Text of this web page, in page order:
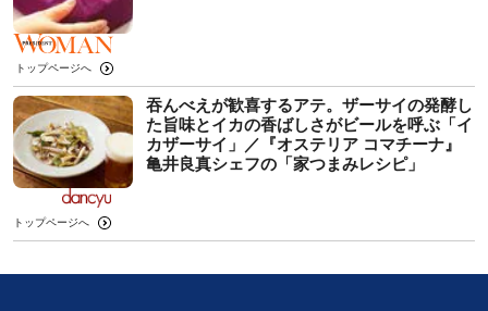
トップページへ
吞んべえが歓喜するアテ。ザーサイの発酵し
た旨味とイカの香ばしさがビールを呼ぶ「イ
カザーサイ」／『オステリア コマチーナ』
⻲井良真シェフの「家つまみレシピ」
トップページへ